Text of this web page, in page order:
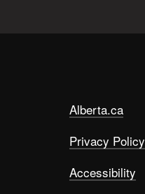
Alberta.ca
Privacy Policy
Accessibility